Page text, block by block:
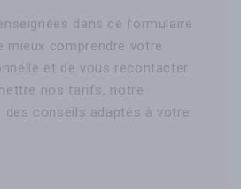
dans ce formulaire
mieux comprendre votre
et de vous recontacter
nos tarifs, notre
des conseils adaptés à votre